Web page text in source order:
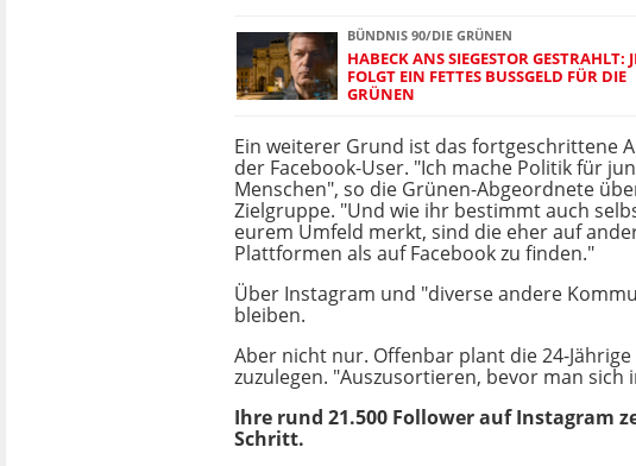
BÜNDNIS 90/DIE GRÜNEN
HABECK ANS SIEGESTOR GESTRAHLT:
FOLGT EIN FETTES BUSSGELD FÜR DIE G
RÜNEN
Ein weiterer Grund ist das fortgeschrittene
der Facebook-User. "Ich mache Politik für
Menschen", so die Grünen-Abgeordnete
Zielgruppe. "Und wie ihr bestimmt auch
eurem Umfeld merkt, sind die eher auf
Plattformen als auf Facebook zu finden."
Über Instagram und "diverse andere
bleiben.
Aber nicht nur. Offenbar plant die 24-
zuzulegen. "Auszusortieren, bevor man sich
Ihre rund 21.500 Follower auf Instagram
Schritt.